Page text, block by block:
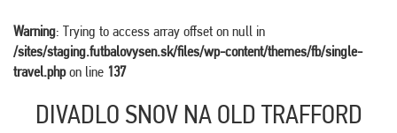
Warning: Trying to access array offset on null in
/sites/staging.futbalovysen.sk/files/wp-content/themes/fb/single-
travel.phpon line 137
DIVADLO SNOV NA OLD TRAFFORD